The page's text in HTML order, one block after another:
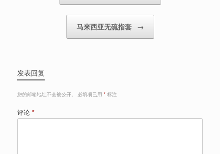
马来西亚无硫指套 →
发表回复
您的邮箱地址不会被公开。 必填项已用 * 标注
评论 *